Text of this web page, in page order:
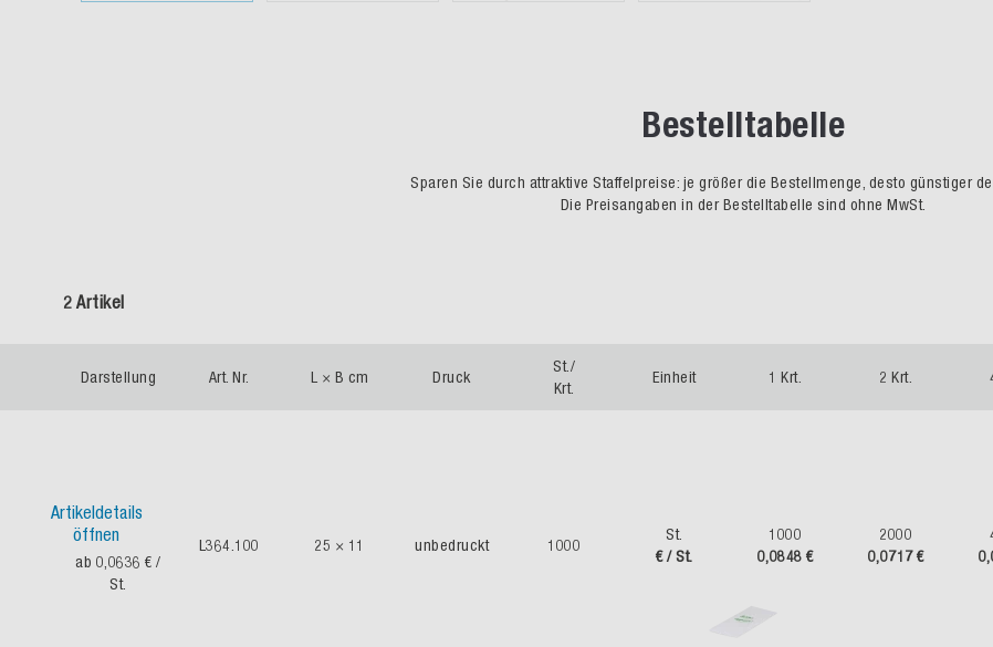
Bestelltabelle
Sparen Sie durch attraktive Staffelpreise: je größer die Bestellmenge, desto günstiger
Die Preisangaben in der Bestelltabelle sind ohne MwSt.
2 Artikel
Darstellung Art. Nr. L × B cm Druck
St./
Krt.
Einheit 1 Krt. 2 Krt.
Artikeldetails
öffnen
ab 0,0636 €/
St.
L364.100 25 × 11 unbedruckt 1000
St.
€ / St.
1000
0,0848 €
2000
0,0717 €